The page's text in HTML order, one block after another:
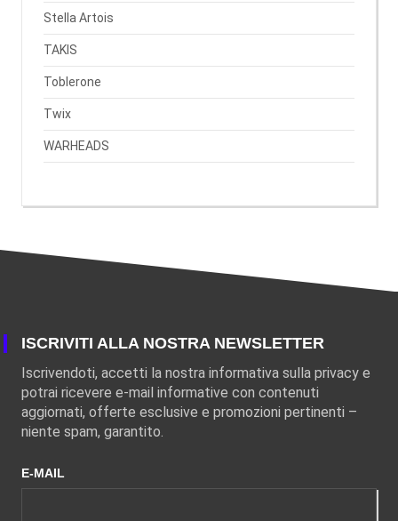
Stella Artois
TAKIS
Toblerone
Twix
WARHEADS
ISCRIVITI ALLA NOSTRA NEWSLETTER
Iscrivendoti, accetti la nostra informativa sulla privacy e
potrai ricevere e-mail informative con contenuti
aggiornati, offerte esclusive e promozioni pertinenti –
niente spam, garantito.
E-MAIL